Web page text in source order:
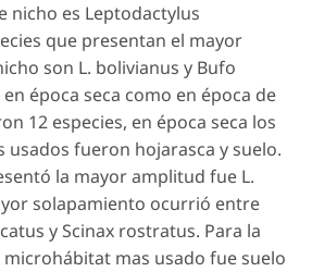
nicho es Leptodactylus
que presentan el mayor
son L. bolivianus y Bufo
en época seca como en época de
12 especies, en época seca los
usados fueron hojarasca y suelo.
la mayor amplitud fue L.
solapamiento ocurrió entre
yScinax rostratus. Para la
microhábitat mas usado fue suelo